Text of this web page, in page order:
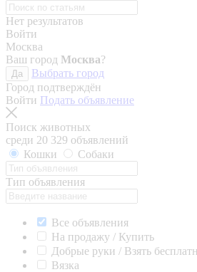
Нет результатов
Войти
Москва
Ваш город Москва?
Да
Выбрать город
Город подтверждён
Войти Подать объявление
Поиск животных
среди 20 329 объявлений
Кошки
Собаки
Тип объявления
Все объявления
На продажу / Купить
Добрые руки / Взять
Вязка